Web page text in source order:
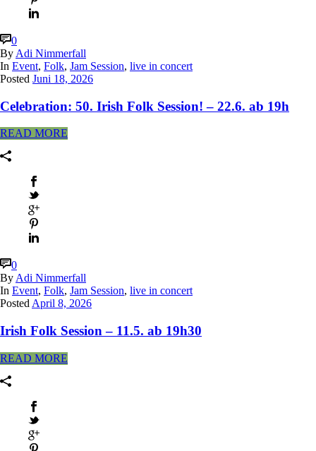
0
By Adi Nimmerfall
In Event, Folk, Jam Session, live in concert
Posted Juni 18, 2026
Celebration: 50. Irish Folk Session! – 22.6. ab 19h
READ MORE
0
By Adi Nimmerfall
In Event, Folk, Jam Session, live in concert
Posted April 8, 2026
Irish Folk Session – 11.5. ab 19h30
READ MORE